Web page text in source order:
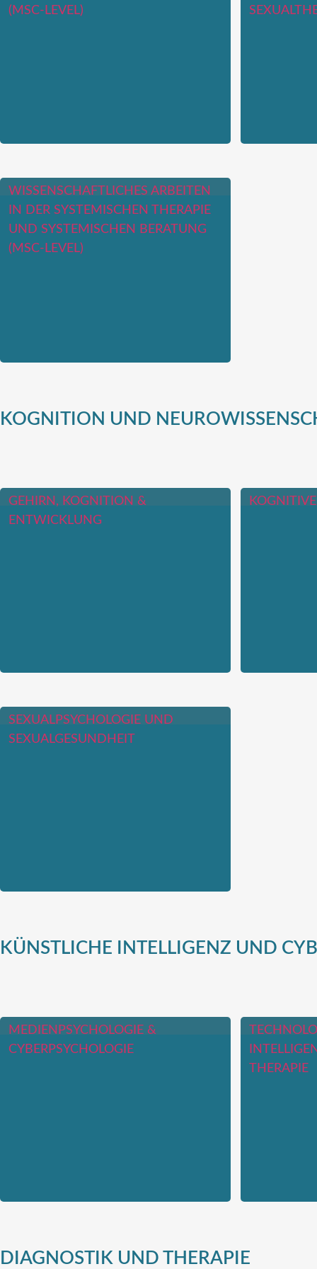
(MSC-LEVEL)
WISSENSCHAFTLICHES ARBEITEN
IN DER SYSTEMISCHEN THERAPIE
UND SYSTEMISCHEN BERATUNG
(MSC-LEVEL)
KOGNITION UND
GEHIRN, KOGNITION &
ENTWICKLUNG
SEXUALPSYCHOLOGIE UND
SEXUALGESUNDHEIT
KÜNSTLICHE INTELLIGENZ UND
MEDIENPSYCHOLOGIE &
CYBERPSYCHOLOGIE
THERAPIE
DIAGNOSTIK UND THERAPIE